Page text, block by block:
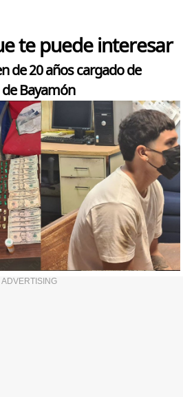
te puede interesar
de 20 años cargado de
Bayamón
ADVERTISING